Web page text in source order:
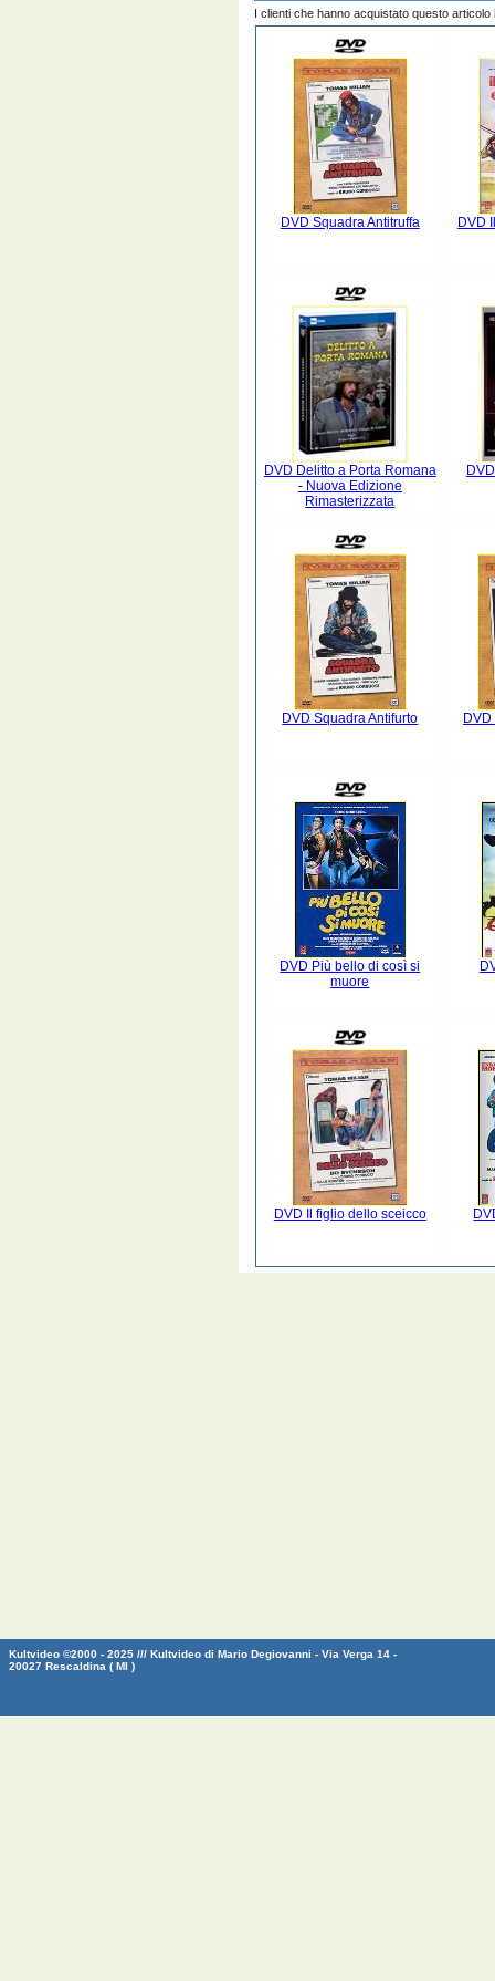
I clienti che hanno acquistato questo
DVD Squadra Antitruffa DVD
DVD Delitto a Porta Romana
- Nuova Edizione
Rimasterizzata
DVD Squadra Antifurto
DVD Più bello di così si
muore
DVD Il figlio dello sceicco
Kultvideo ©2000 - 2025 /// Kultvideo di Mario Degiovanni - Via Verga 14 -
20027 Rescaldina ( MI )